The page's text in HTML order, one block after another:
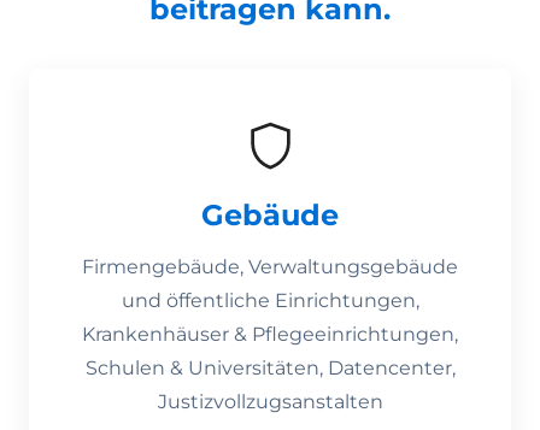
beitragen kann.
Gebäude
Firmengebäude, Verwaltungsgebäude
und öffentliche Einrichtungen,
Krankenhäuser & Pflegeeinrichtungen,
Schulen & Universitäten, Datencenter,
Justizvollzugsanstalten